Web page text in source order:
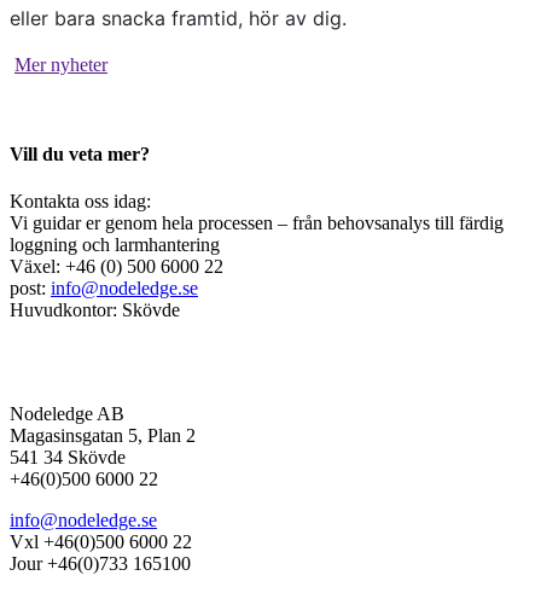
eller bara snacka framtid, hör av dig.
Mer nyheter
Vill du veta mer?
Kontakta oss idag:
Vi guidar er genom hela processen – från behovsanalys till färdig
loggning och larmhantering
Växel: +46 (0) 500 6000 22
post: info@nodeledge.se
Huvudkontor: Skövde
Nodeledge AB
Magasinsgatan 5, Plan 2
541 34 Skövde
+46(0)500 6000 22
info@nodeledge.se
Vxl +46(0)500 6000 22
Jour +46(0)733 165100